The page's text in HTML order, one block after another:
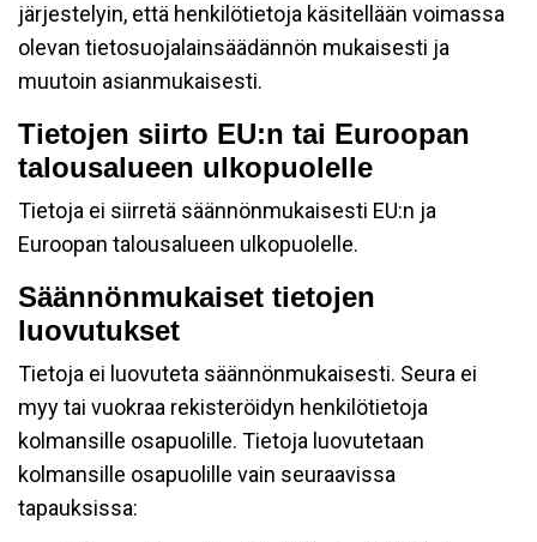
järjestelyin, että henkilötietoja käsitellään voimassa
olevan tietosuojalainsäädännön mukaisesti ja
muutoin asianmukaisesti.
Tietojen siirto EU:n tai Euroopan
talousalueen ulkopuolelle
Tietoja ei siirretä säännönmukaisesti EU:n ja
Euroopan talousalueen ulkopuolelle.
Säännönmukaiset tietojen
luovutukset
Tietoja ei luovuteta säännönmukaisesti. Seura ei
myy tai vuokraa rekisteröidyn henkilötietoja
kolmansille osapuolille. Tietoja luovutetaan
kolmansille osapuolille vain seuraavissa
tapauksissa: